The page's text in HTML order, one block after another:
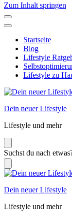
Zum Inhalt springen
Startseite
Blog
Lifestyle
Lifestyle zu
Dein neuer Lifestyle
Lifestyle und mehr
Suchst du nach
Dein neuer Lifestyle
Lifestyle und mehr